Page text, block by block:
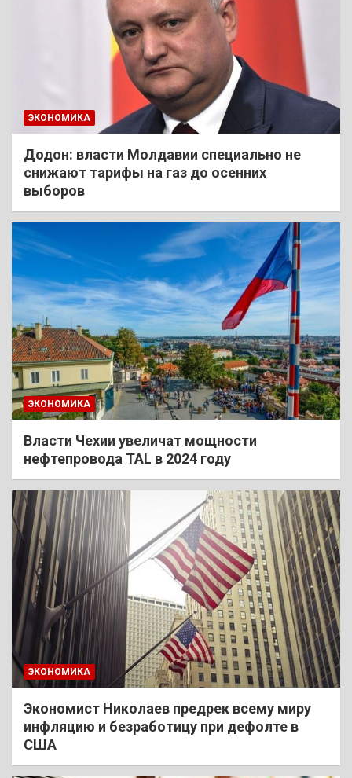
ЭКОНОМИКА
Додон: власти Молдавии специально не
снижают тарифы на газ до осенних
выборов
ЭКОНОМИКА
Власти Чехии увеличат мощности
нефтепровода TAL в 2024 году
ЭКОНОМИКА
Экономист Николаев предрек всему миру
инфляцию и безработицу при дефолте в
США